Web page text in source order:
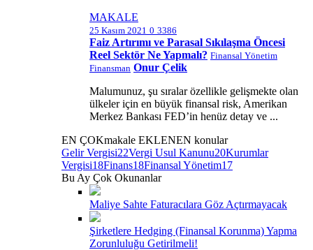
MAKALE
25 Kasım 2021 0 3386
Faiz Artırımı ve Parasal Sıkılaşma Öncesi
Reel Sektör Ne Yapmalı? Finansal Yönetim
Finansman Onur Çelik
Malumunuz, şu sıralar özellikle gelişmekte olan
ülkeler için en büyük finansal risk, Amerikan
Merkez Bankası FED’in henüz detay ve ...
EN ÇOKmakale EKLENEN konular
Gelir Vergisi22Vergi Usul Kanunu20Kurumlar
Vergisi18Finans18Finansal Yönetim17
Bu Ay Çok Okunanlar
Maliye Sahte Faturacılara Göz Açtırmayacak
Şirketlere Hedging (Finansal Korunma) Yapma
Zorunluluğu Getirilmeli!